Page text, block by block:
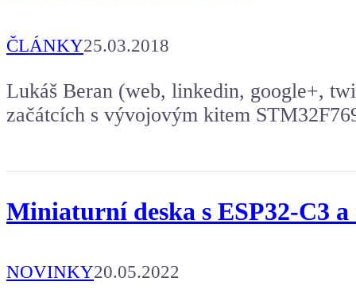
ČLÁNKY25.03.2018
Lukáš Beran (web, linkedin, google+,
začátcích s vývojovým kitem
Miniaturní deska s ESP32-C3
NOVINKY20.05.2022